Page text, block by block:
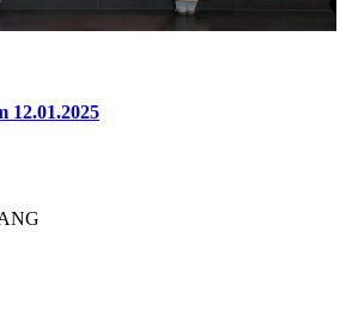
12.01.2025